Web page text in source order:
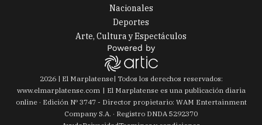
Nacionales
Deportes
Arte, Cultura y Espectáculos
2026| El Marplatense| Todos los derechos reservados:
www.elmarplatense.com
El Marplatense es una publicación diaria
online · Edición Nº 3747- Director propietario: WAM Entertainment
Company S.A. · Registro DNDA 5292370